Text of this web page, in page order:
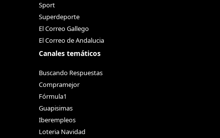
Sport
Superdeporte
El Correo Gallego
El Correo de Andalucia
Canales temáticos
Buscando Respuestas
Compramejor
Fórmula1
Guapisimas
Iberempleos
Loteria Navidad